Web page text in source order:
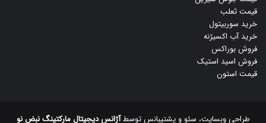
قیمت ثعلب
خرید سوربیتول
خرید آب اکسیژنه
فروش بوراکس
فروش اسید استیک
قیمت استون
طراحی وبسایت، سئو و پشتیبانس توسطآژانس دیجیتال مارکتینگ نبض نو